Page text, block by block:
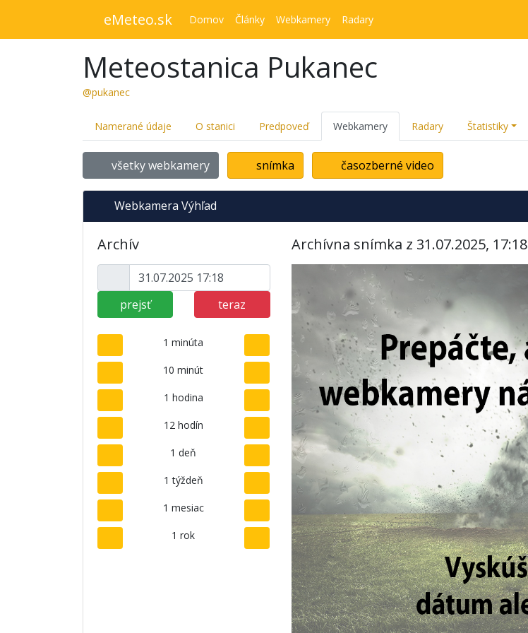
eMeteo.sk Domov Články Webkamery Radary
Meteostanica Pukanec
@pukanec
Namerané údaje O stanici Predpoveď Webkamery Radary Štatistiky
všetky webkamery snímka časozberné video
Webkamera Výhľad
Archív
prejsť teraz
1 minúta
10 minút
1 hodina
12 hodín
1 deň
1 týždeň
1 mesiac
1 rok
Archívna snímka z 31.07.2025, 17:18